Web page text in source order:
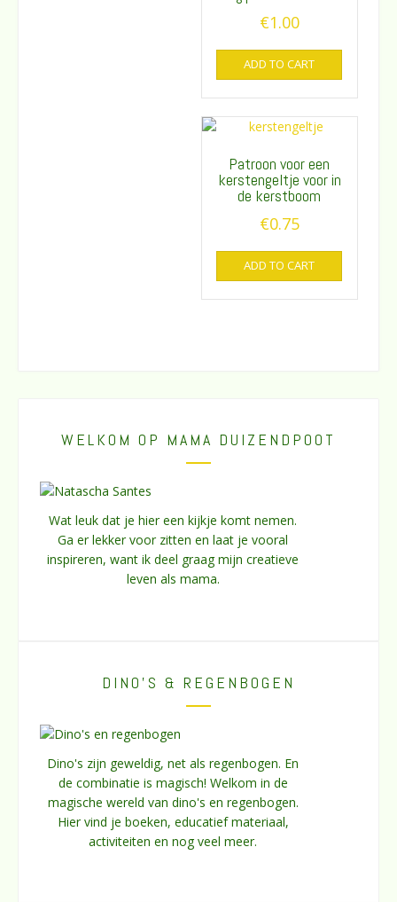
€1.00
ADD TO CART
Patroon voor een
kerstengeltje voor in
de kerstboom
€0.75
ADD TO CART
WELKOM OP MAMA DUIZENDPOOT
Wat leuk dat je hier een kijkje komt nemen.
Ga er lekker voor zitten en laat je vooral
inspireren, want ik deel graag mijn creatieve
leven als mama.
DINO’S & REGENBOGEN
Dino's zijn geweldig, net als regenbogen. En
de combinatie is magisch! Welkom in de
magische wereld van dino's en regenbogen.
Hier vind je boeken, educatief materiaal,
activiteiten en nog veel meer.